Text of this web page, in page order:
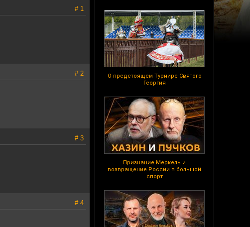
О предстоящем Турнире Святого
Георгия
Признание Меркель и
возвращение России в большой
спорт
# 1
# 2
# 3
# 4